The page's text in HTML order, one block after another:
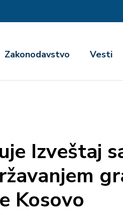
Zakonodavstvo Vesti
Izveštaj
Kosovo